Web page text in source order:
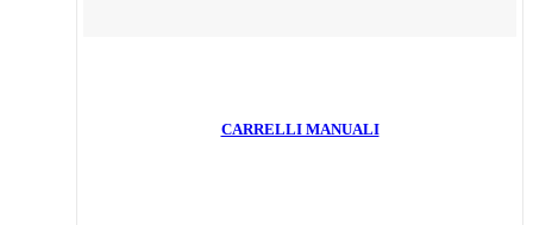
CARRELLI MANUALI